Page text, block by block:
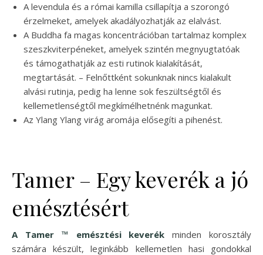
A levendula és a római kamilla csillapítja a szorongó
érzelmeket, amelyek akadályozhatják az elalvást.
A Buddha fa magas koncentrációban tartalmaz komplex
szeszkviterpéneket, amelyek szintén megnyugtatóak
és támogathatják az esti rutinok kialakítását,
megtartását. – Felnőttként sokunknak nincs kialakult
alvási rutinja, pedig ha lenne sok feszültségtől és
kellemetlenségtől megkímélhetnénk magunkat.
Az Ylang Ylang virág aromája elősegíti a pihenést.
Tamer – Egy keverék a jó
emésztésért
A Tamer ™ emésztési keverék minden korosztály
számára készült, leginkább kellemetlen hasi gondokkal